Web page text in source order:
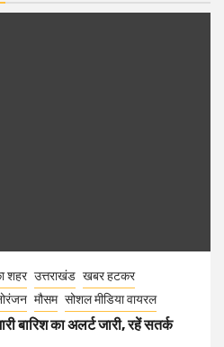
शहर उत्तराखंड खबर हटकर
मौसम सोशल मीडिया वायरल
बारिश का अलर्ट जारी, रहें सतर्क